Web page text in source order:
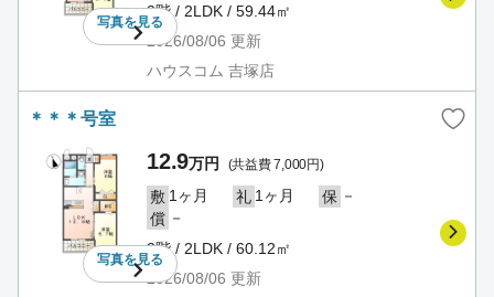
写真を見る
2階 / 2LDK / 59.44㎡
2026/08/06 更新
ハウスコム 吉塚店
＊＊＊号室
写真を見る
12.9万円 (共益費 7,000円)
敷 1ヶ月 礼 1ヶ月 保 －
償 －
2階 / 2LDK / 60.12㎡
2026/08/06 更新